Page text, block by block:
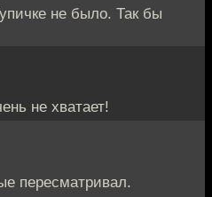
не было. Так бы
не хватает!
пересматривал.